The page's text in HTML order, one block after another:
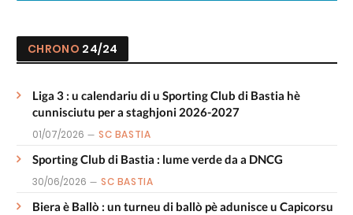
CHRONO 24/24
Liga 3 : u calendariu di u Sporting Club di Bastia hè
cunnisciutu per a staghjoni 2026-2027
01/07/2026 SC BASTIA
Sporting Club di Bastia : lume verde da a DNCG
30/06/2026 SC BASTIA
Biera è Ballò : un turneu di ballò pè adunisce u Capicorsu